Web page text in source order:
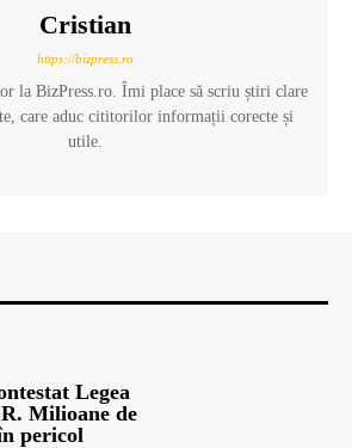
Cristian
https://bizpress.ro
la BizPress.ro. Îmi place să scriu știri clare
care aduc cititorilor informații corecte și
utile.
Legea
Milioane de
pericol